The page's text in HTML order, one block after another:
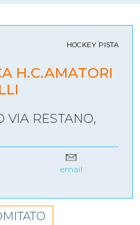
HOCKEY PISTA
H.C.AMATORI
VIA RESTANO,
email